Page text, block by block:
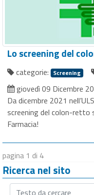
Lo screening del
categorie: Screening
giovedì 09 Dicembre
Da dicembre 2021
screening del colon-retto
Farmacia!
pagina 1 di 4
Ricerca nel sito